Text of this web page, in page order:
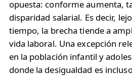
opuesta: conforme aumenta,
disparidad salarial. Es decir,
tiempo, la brecha tiende a
vida laboral. Una excepción
en la población infantil y
donde la desigualdad es